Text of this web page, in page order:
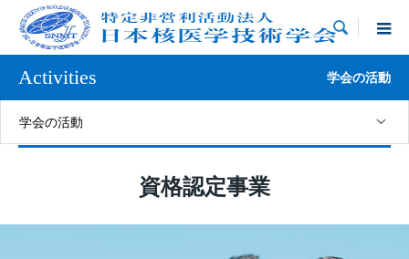

Activities 学会の活動
学会の活動
資格認定事業